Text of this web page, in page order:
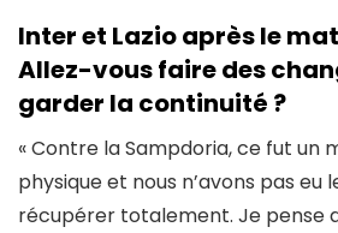
Inter et Lazio après le
Allez-vous faire des
garder la continuité ?
« Contre la Sampdoria, ce fut un
physique et nous n’avons pas eu
récupérer totalement. Je pense